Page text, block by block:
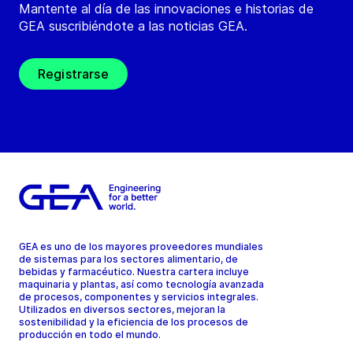
Mantente al día de las innovaciones e historias de
GEA suscribiéndote a las noticias GEA.
Registrarse
GEA es uno de los mayores proveedores mundiales
de sistemas para los sectores alimentario, de
bebidas y farmacéutico. Nuestra cartera incluye
maquinaria y plantas, así como tecnología avanzada
de procesos, componentes y servicios integrales.
Utilizados en diversos sectores, mejoran la
sostenibilidad y la eficiencia de los procesos de
producción en todo el mundo.